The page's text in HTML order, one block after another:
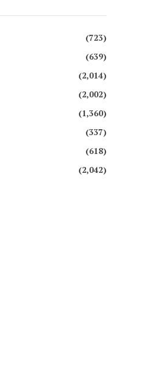
(723)
(639)
(2,014)
(2,002)
(1,360)
(337)
(618)
(2,042)